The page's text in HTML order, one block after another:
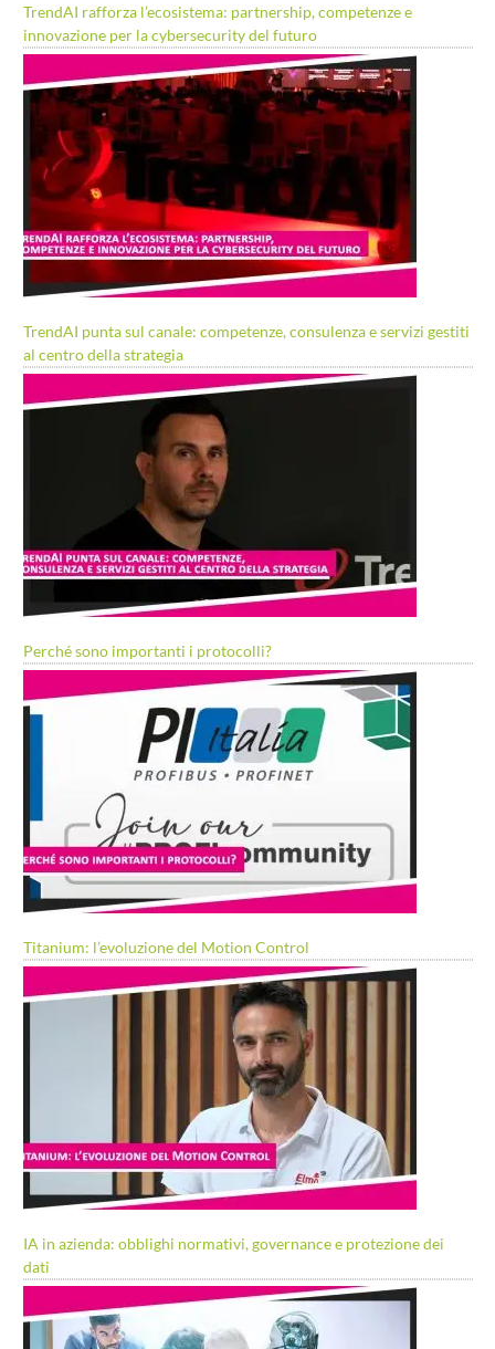
TrendAI rafforza l’ecosistema: partnership, competenze e
innovazione per la cybersecurity del futuro
TrendAI punta sul canale: competenze, consulenza e servizi gestiti
al centro della strategia
Perché sono importanti i protocolli?
Titanium: l’evoluzione del Motion Control
IA in azienda: obblighi normativi, governance e protezione dei
dati